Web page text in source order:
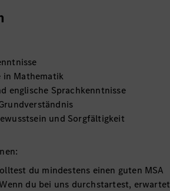
in Mathematik
englische Sprachkenntnisse
und Sorgfältigkeit
du mindestens einen guten MSA
du bei uns durchstartest, erwartet